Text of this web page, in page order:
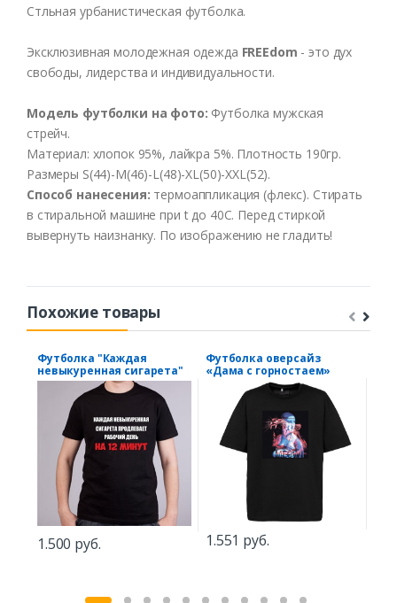
Стльная урбанистическая футболка.
Эксклюзивная молодежная одежда FREEdom - это дух
свободы, лидерства и индивидуальности.
Модель футболки на фото: Футболка мужская
стрейч.
Материал: хлопок 95%, лайкра 5%. Плотность 190гр.
Размеры S(44)-M(46)-L(48)-XL(50)-XXL(52).
Способ нанесения: термоаппликация (флекс). Стирать
в стиральной машине при t до 40С. Перед стиркой
вывернуть наизнанку. По изображению не гладить!
Похожие товары
Футболка "Каждая
невыкуренная сигарета"
1.500 руб.
Футболка оверсайз
«Дама с горностаем»
1.551 руб.